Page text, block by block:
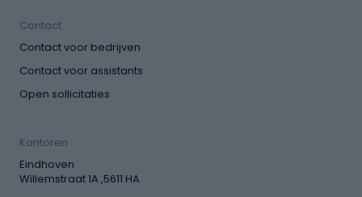
Contact
Contact voor bedrijven
Contact voor assistants
Open sollicitaties
Kantoren
Eindhoven
Willemstraat 1A ,5611 HA